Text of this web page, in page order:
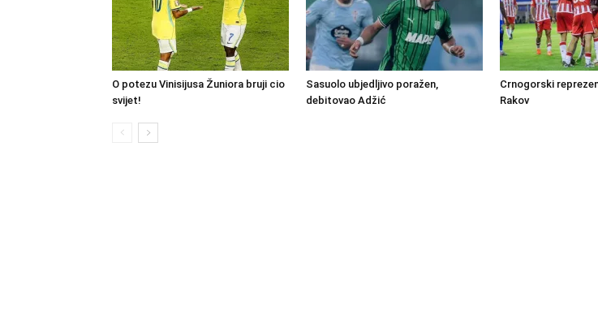
O potezu Vinisijusa Žuniora bruji cio
svijet!
Sasuolo ubjedljivo poražen,
debitovao Adžić
Crnogorski
Rakov